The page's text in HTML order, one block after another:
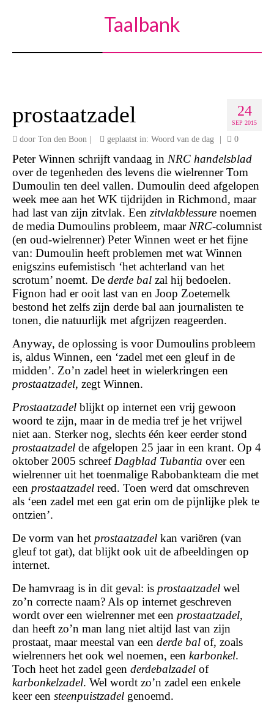
Taalbank
24
SEP 2015
prostaatzadel
door Ton den Boon geplaatst in: Woord van de dag 0
Peter Winnen schrijft vandaag in NRC handelsblad
over de tegenheden des levens die wielrenner Tom
Dumoulin ten deel vallen. Dumoulin deed afgelopen
week mee aan het WK tijdrijden in Richmond, maar
had last van zijn zitvlak. Een zitvlakblessure noemen
de media Dumoulins probleem, maar NRC-columnist
(en oud-wielrenner) Peter Winnen weet er het fijne
van: Dumoulin heeft problemen met wat Winnen
enigszins eufemistisch ‘het achterland van het
scrotum’ noemt. De derde bal zal hij bedoelen.
Fignon had er ooit last van en Joop Zoetemelk
bestond het zelfs zijn derde bal aan journalisten te
tonen, die natuurlijk met afgrijzen reageerden.
Anyway, de oplossing is voor Dumoulins probleem
is, aldus Winnen, een ‘zadel met een gleuf in de
midden’. Zo’n zadel heet in wielerkringen een
prostaatzadel, zegt Winnen.
Prostaatzadel blijkt op internet een vrij gewoon
woord te zijn, maar in de media tref je het vrijwel
niet aan. Sterker nog, slechts één keer eerder stond
prostaatzadel de afgelopen 25 jaar in een krant. Op 4
oktober 2005 schreef Dagblad Tubantia over een
wielrenner uit het toenmalige Rabobankteam die met
een prostaatzadel reed. Toen werd dat omschreven
als ‘een zadel met een gat erin om de pijnlijke plek te
ontzien’.
De vorm van het prostaatzadel kan variëren (van
gleuf tot gat), dat blijkt ook uit de afbeeldingen op
internet.
De hamvraag is in dit geval: is prostaatzadel wel
zo’n correcte naam? Als op internet geschreven
wordt over een wielrenner met een prostaatzadel,
dan heeft zo’n man lang niet altijd last van zijn
prostaat, maar meestal van een derde bal of, zoals
wielrenners het ook wel noemen, een karbonkel.
Toch heet het zadel geen derdebalzadel of
karbonkelzadel. Wel wordt zo’n zadel een enkele
keer een steenpuistzadel genoemd.